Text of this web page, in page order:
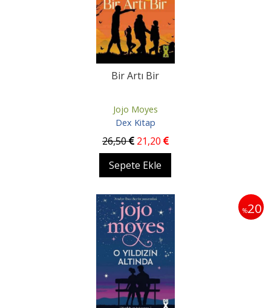
Bir Artı Bir
Jojo Moyes
Dex Kitap
26,50 21,20
Sepete Ekle
%20